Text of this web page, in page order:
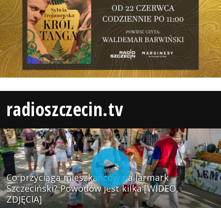
radioszczecin.tv
Co przyciąga mieszkańców na Jarmark
Szczeciński? Powodów jest kilka [WIDEO,
ZDJĘCIA]